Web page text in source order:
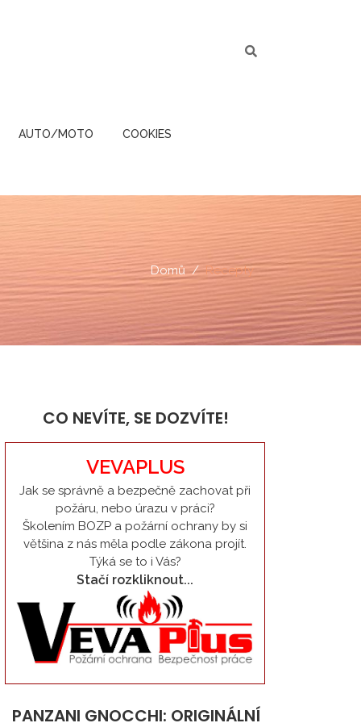
AUTO/MOTO COOKIES
Domů Recepty
CO NEVÍTE, SE DOZVÍTE!
VEVAPLUS
Jak se správně a bezpečně zachovat při
požáru, nebo úrazu v práci?
Školením BOZP a požární ochrany by si
většina z nás měla podle zákona projít.
Týká se to i Vás?
Stačí rozkliknout...
PANZANI GNOCCHI: ORIGINÁLNÍ